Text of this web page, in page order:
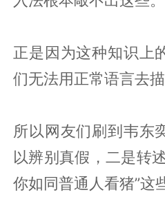
正是因为这种知识上
们无法用正常语言去描
所以网友们刷到韦东
以辨别真假，二是转
你如同普通人看猪”这